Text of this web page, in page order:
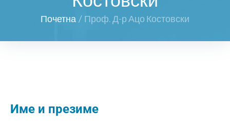
Почетна / Проф. Д-р Ацо Костовски
Име и презиме